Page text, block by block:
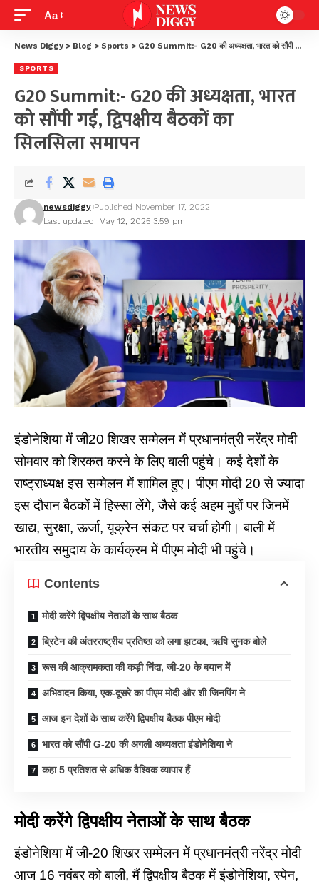
Aa
News Diggy > Blog > Sports > G20 Summit:- G20 की अध्यक्षता, भारत को सौंपी गई, द्विपक्षीय बैठकों का सिलसिला समापन
SPORTS
G20 Summit:- G20 की अध्यक्षता, भारत
को सौंपी गई, द्विपक्षीय बैठकों का
सिलसिला समापन
Last updated: May 12, 2025 3:59 pm
newsdiggy Published November 17, 2022
इंडोनेशिया मेंजी20 शिखर सम्मेलन में प्रधानमंत्री नरेंद्र मोदी
सोमवार को शिरकत करने के लिए बाली पहुंचे। कई देशों के
राष्ट्राध्यक्ष इस सम्मेलन में शामिल हुए। पीएम मोदी 20 से ज्यादा
इस दौरान बैठकों में हिस्सा लेंगे, जैसे कई अहम मुद्दों पर जिनमें
खाद्य, सुरक्षा, ऊर्जा, यूक्रेन संकट पर चर्चा होगी। बाली में
भारतीय समुदाय के कार्यक्रम में पीएम मोदी भी पहुंचे।
Contents
मोदी करेंगे द्विपक्षीय नेताओं के साथ बैठक
ब्रिटेन की अंतरराष्ट्रीय प्रतिष्ठा को लगा झटका, ऋषि सुनक बोले
रूस की आक्रामकता की कड़ी निंदा, जी-20 के बयान में
अभिवादन किया, एक-दूसरे का पीएम मोदी और शी जिनपिंग ने
आज इन देशों के साथ करेंगे द्विपक्षीय बैठक पीएम मोदी
भारत को सौंपी G-20 की अगली अध्यक्षता इंडोनेशिया ने
कहा 5 प्रतिशत से अधिक वैश्विक व्यापार हैं
मोदी करेंगे द्विपक्षीय नेताओं के साथ बैठक
इंडोनेशिया में जी-20 शिखर सम्मेलन में प्रधानमंत्री नरेंद्र मोदी
आज 16 नवंबर को बाली, मैं द्विपक्षीय बैठक में इंडोनेशिया, स्पेन,